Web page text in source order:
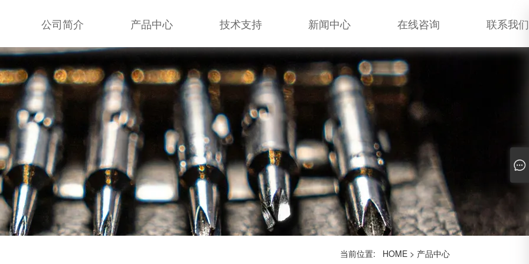
公司简介 产品中心 技术支持 新闻中心 在线咨询 联系我们
当前位置: HOME> 产品中心